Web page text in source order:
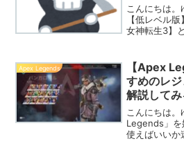
こんにちは。
【低レベル
女神転生3】
ようと思い
は、 レッド
Apex Legends
【Apex
すめのレ
解説してみ
こんにちは
Legends」を
使えばいいか